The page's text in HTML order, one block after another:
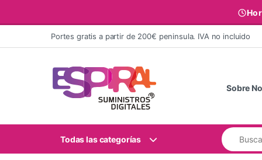
Ir al contenidoPortes gratis a partir de 200€ peninsula. IVA no incluido
Sobre
Todas las categorías
Buscar: